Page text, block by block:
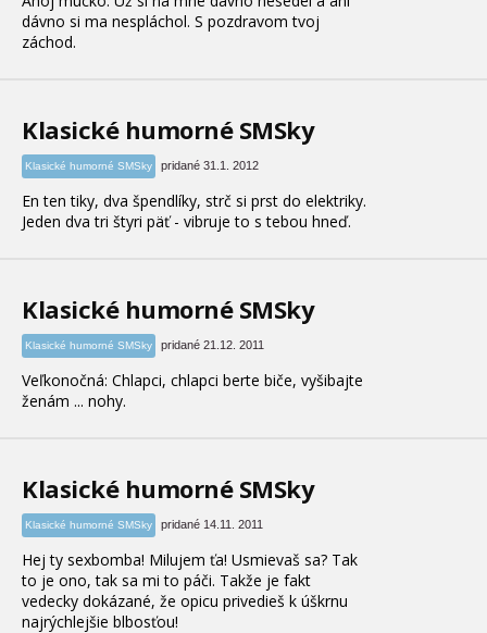
dávno si ma nespláchol. S pozdravom tvoj
záchod.
Klasické humorné SMSky
Klasické humorné SMSky pridané 31.1. 2012
En ten tiky, dva špendlíky, strč si prst do elektriky.
Jeden dva tri štyri päť - vibruje to s tebou hneď.
Klasické humorné SMSky
Klasické humorné SMSky pridané 21.12. 2011
Veľkonočná: Chlapci, chlapci berte biče, vyšibajte
ženám ... nohy.
Klasické humorné SMSky
Klasické humorné SMSky pridané 14.11. 2011
Hej ty sexbomba! Milujem ťa! Usmievaš sa? Tak
to je ono, tak sa mi to páči. Takže je fakt
vedecky dokázané, že opicu privedieš k úškrnu
najrýchlejšie blbosťou!